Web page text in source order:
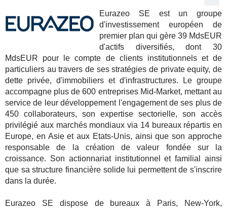
Eurazeo SE est un groupe
d'investissement européen de
premier plan qui gère 39 MdsEUR
d'actifs diversifiés, dont 30
MdsEUR pour le compte de clients institutionnels et de
particuliers au travers de ses stratégies de private equity, de
dette privée, d'immobiliers et d'infrastructures. Le groupe
accompagne plus de 600 entreprises Mid-Market, mettant au
service de leur développement l'engagement de ses plus de
450 collaborateurs, son expertise sectorielle, son accès
privilégié aux marchés mondiaux via 14 bureaux répartis en
Europe, en Asie et aux Etats-Unis, ainsi que son approche
responsable de la création de valeur fondée sur la
croissance. Son actionnariat institutionnel et familial ainsi
que sa structure financière solide lui permettent de s'inscrire
dans la durée.
Eurazeo SE dispose de bureaux à Paris, New-York,